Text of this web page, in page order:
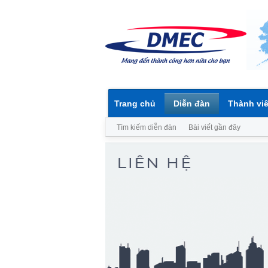
Trang chủ Diễn đàn
Tìm kiếm diễn đàn Bài viết gần đây
Thành